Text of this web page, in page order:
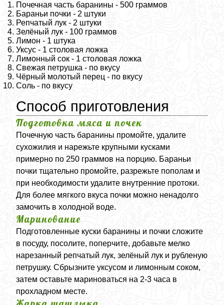
Почечная часть баранины - 500 граммов
Бараньи почки - 2 штуки
Репчатый лук - 2 штуки
Зелёный лук - 100 граммов
Лимон - 1 штука
Уксус - 1 столовая ложка
Лимонный сок - 1 столовая ложка
Свежая петрушка - по вкусу
Чёрный молотый перец - по вкусу
Соль - по вкусу
Способ приготовления
Подготовка мяса и почек
Почечную часть баранины промойте, удалите
сухожилия и нарежьте крупными кусками
примерно по 250 граммов на порцию. Бараньи
почки тщательно промойте, разрежьте пополам и
при необходимости удалите внутренние протоки.
Для более мягкого вкуса почки можно ненадолго
замочить в холодной воде.
Маринование
Подготовленные куски баранины и почки сложите
в посуду, посолите, поперчите, добавьте мелко
нарезанный репчатый лук, зелёный лук и рубленую
петрушку. Сбрызните уксусом и лимонным соком,
затем оставьте мариноваться на 2-3 часа в
прохладном месте.